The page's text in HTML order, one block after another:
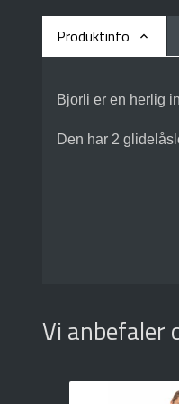
Produktinfo
Bjorli er en herlig
Den har 2
Vi anbefaler